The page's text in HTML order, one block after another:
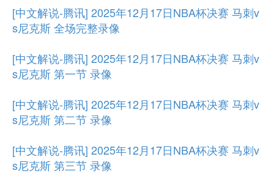
[中文解说-腾讯] 2025年12月17日NBA杯决赛 马刺v
s尼克斯 全场完整录像
[中文解说-腾讯] 2025年12月17日NBA杯决赛 马刺v
s尼克斯 第一节 录像
[中文解说-腾讯] 2025年12月17日NBA杯决赛 马刺v
s尼克斯 第二节 录像
[中文解说-腾讯] 2025年12月17日NBA杯决赛 马刺v
s尼克斯 第三节 录像